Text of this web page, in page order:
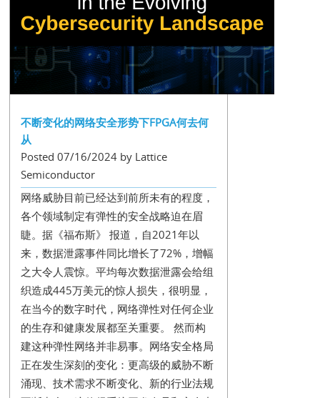
不断变化的网络安全形势下FPGA何去何
从
Posted 07/16/2024 by Lattice
Semiconductor
网络威胁目前已经达到前所未有的程度，
各个领域制定有弹性的安全战略迫在眉
睫。据《福布斯》 报道，自2021年以
来，数据泄露事件同比增长了72%，增幅
之大令人震惊。平均每次数据泄露会给组
织造成445万美元的惊人损失，很明显，
在当今的数字时代，网络弹性对任何企业
的生存和健康发展都至关重要。 然而构
建这种弹性网络并非易事。网络安全格局
正在发生深刻的变化：更高级的威胁不断
涌现、技术需求不断变化、新的行业法规